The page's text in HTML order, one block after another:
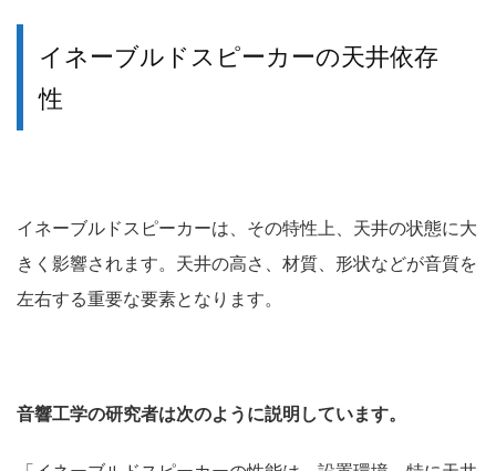
イネーブルドスピーカーの天井依存
性
イネーブルドスピーカーは、その特性上、天井の状態に大
きく影響されます。 天井の高さ、材質、形状などが音質を
左右する重要な要素となります。
音響工学の研究者は次のように説明しています。